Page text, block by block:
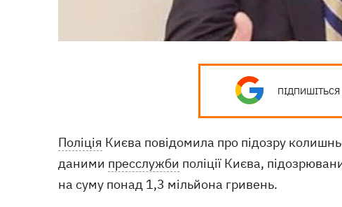
ПІДПИШІТЬСЯ
Поліція Києва повідомила про підозру
даними пресслужби поліції Києва,
на суму понад 1,3 мільйона гривень.